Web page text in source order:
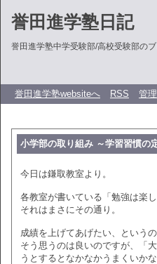
誉田進学塾日記
誉田進学塾中学受験部/高校受験部の
誉田進学塾websiteへ RSS 管
小学部の取り組み ～学習習慣の
今日は鎌取教室より。
各教室が書いている「勉強は楽
それはまさにその通り。
成績を上げてあげたい、という
そう思うのは良いのですが、「
うとするとなかなかうまくいかな